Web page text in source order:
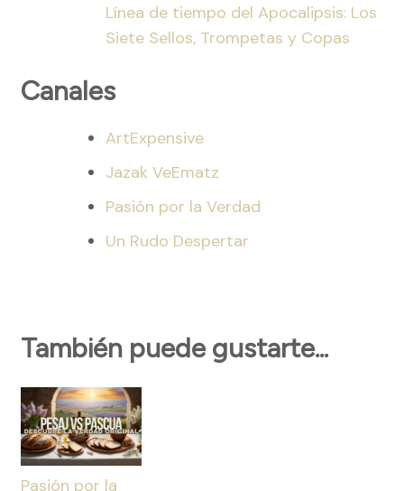
Línea de tiempo del Apocalipsis: Los
Siete Sellos, Trompetas y Copas
Canales
ArtExpensive
Jazak VeEmatz
Pasión por la Verdad
Un Rudo Despertar
También puede gustarte...
Pasión por la